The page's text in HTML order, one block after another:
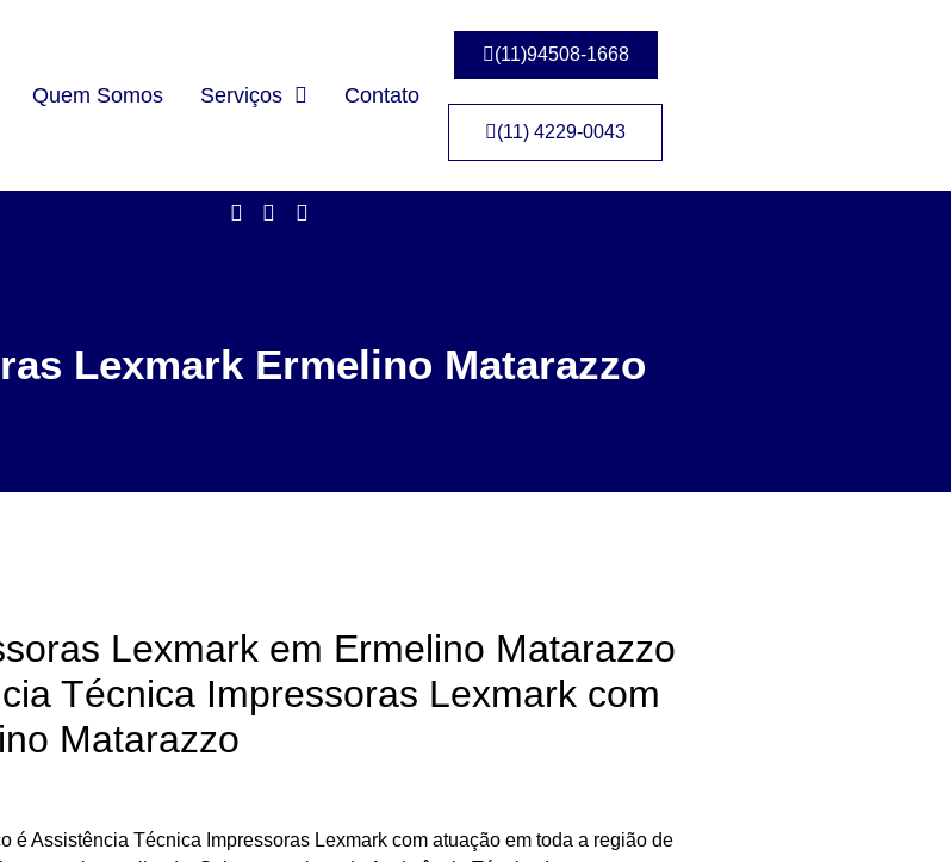
Quem Somos Serviços Contato
(11)94508-1668
(11) 4229-0043
Lexmark Ermelino Matarazzo
Lexmark em Ermelino Matarazzo
Técnica Impressoras Lexmark com
Matarazzo
Assistência Técnica Impressoras Lexmark com atuação em toda a região de